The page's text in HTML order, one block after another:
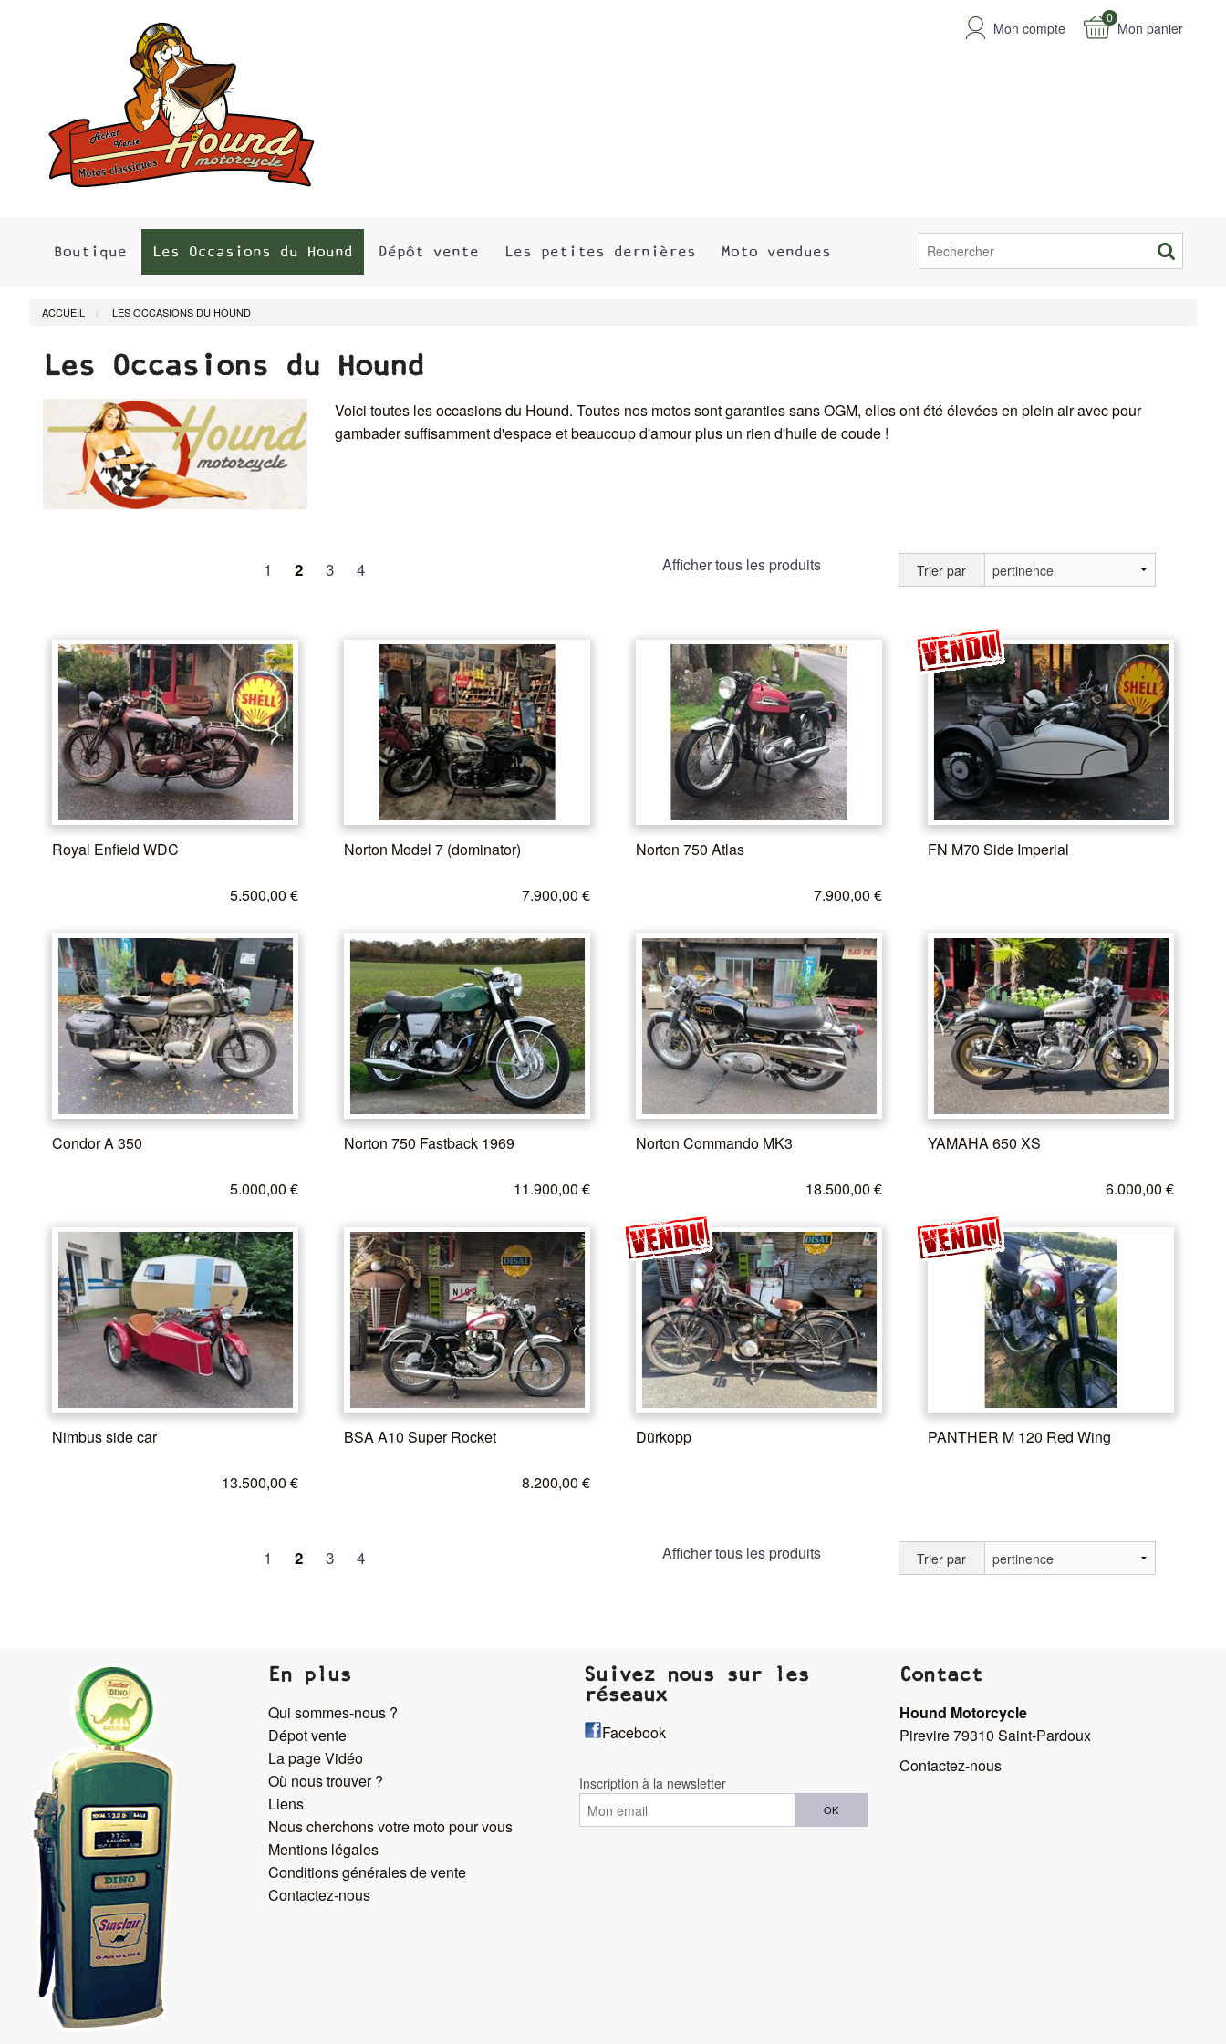
0
Mon panier
Mon compte
Boutique Les Occasions du Hound Dépôt vente Les petites dernières Moto vendues
ACCUEIL LES OCCASIONS DU HOUND
Les Occasions du Hound
Voici toutes les occasions du Hound. Toutes nos motos sont garanties sans OGM, elles ont été élevées en plein air avec pour
gambader suffisamment d'espace et beaucoup d'amour plus un rien d'huile de coude !
1 2 3 4 Afficher tous les produits Trier par
Royal Enfield WDC
5.500,00 €
Norton Model 7 (dominator)
7.900,00 €
Norton 750 Atlas
7.900,00 €
FN M70 Side Imperial
Condor A 350
5.000,00 €
Norton 750 Fastback 1969
11.900,00 €
Norton Commando MK3
18.500,00 €
YAMAHA 650 XS
6.000,00 €
Nimbus side car
13.500,00 €
BSA A10 Super Rocket
8.200,00 €
Dürkopp PANTHER M 120 Red Wing
1 2 3 4 Afficher tous les produits Trier par
En plus
Qui sommes-nous ?
Dépot vente
La page Vidéo
Où nous trouver ?
Liens
Nous cherchons votre moto pour vous
Mentions légales
Conditions générales de vente
Contactez-nous
Suivez nous sur les
réseaux
Facebook
Inscription à la newsletter
OK
Contact
Hound Motorcycle
Pirevire 79310 Saint-Pardoux
Contactez-nous